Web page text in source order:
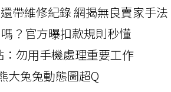
帶維修紀錄 網揭無良賣家手法
？官方曝扣款規則秒懂
勿用手機處理重要工作
大兔兔動態圖超Q